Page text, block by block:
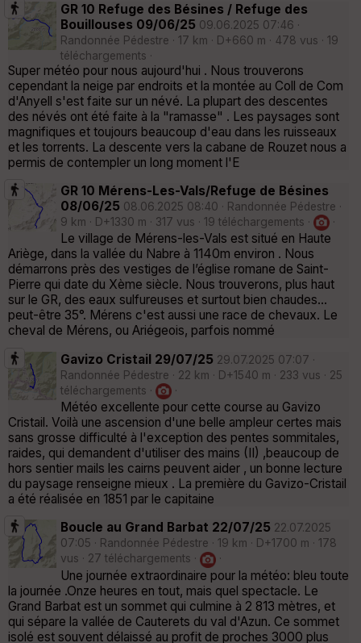
GR 10 Refuge des Bésines / Refuge des
Bouillouses 09/06/25 09.06.2025 07:46 ·
Randonnée Pédestre · 17 km · D+660 m · 478 vus · 19
téléchargements ·
Super météo pour nous aujourd'hui . Nous trouverons
cependant la neige par endroits et la montée au Coll de Com
d'Anyell s'est faite sur un névé. La plupart des descentes
des névés ont été faite à la "ramasse" . Les paysages sont
magnifiques et toujours beaucoup d'eau dans les ruisseaux
et les torrents. La descente vers la cabane de Rouzet nous a
permis de contempler un long moment l'E
GR 10 Mérens-Les-Vals/Refuge de Bésines
08/06/25 08.06.2025 08:40 · Randonnée Pédestre ·
9 km · D+1330 m · 317 vus · 19 téléchargements ·
·
Le village de Mérens-les-Vals est situé en Haute
Ariège, dans la vallée du Nabre à 1140m environ . Nous
démarrons près des vestiges de l’église romane de Saint-
Pierre qui date du Xème siècle. Nous trouverons, plus haut
sur le GR, des eaux sulfureuses et surtout bien chaudes...
peut-être 35°. Mérens c'est aussi une race de chevaux. Le
cheval de Mérens, ou Ariégeois, parfois nommé
Gavizo Cristail 29/07/25 29.07.2025 07:07 ·
Randonnée Pédestre · 22 km · D+1540 m · 233 vus · 25
téléchargements ·
·
Météo excellente pour cette course au Gavizo
Cristail. Voilà une ascension d'une belle ampleur certes mais
sans grosse difficulté à l'exception des pentes sommitales,
raides, qui demandent d'utiliser des mains (II) ,beaucoup de
hors sentier mails les cairns peuvent aider , un bonne lecture
du paysage renseigne mieux . La première du Gavizo-Cristail
a été réalisée en 1851 par le capitaine
Boucle au Grand Barbat 22/07/25 22.07.2025
07:05 · Randonnée Pédestre · 19 km · D+1700 m · 178
vus · 27 téléchargements ·
·
Une journée extraordinaire pour la météo: bleu toute
la journée .Onze heures en tout, mais quel spectacle. Le
Grand Barbat est un sommet qui culmine à 2 813 mètres, et
qui sépare la vallée de Cauterets du val d'Azun. Ce sommet
isolé est souvent délaissé au profit de proches 3000 plus